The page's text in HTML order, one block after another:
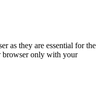
as they are essential for the
browser only with your